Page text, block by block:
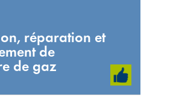
réparation et
de
de gaz